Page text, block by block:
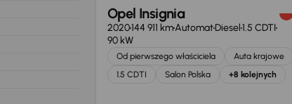
Opel Insignia
2020144 911 kmAutomatDiesel1.5 CDTI
90 kW
Od pierwszego właściciela
Auta krajowe
1.5 CDTI
Salon Polska +8 kolejnych